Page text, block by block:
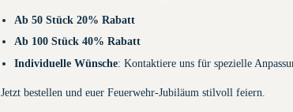
eber
ng
Ab 50 Stück 20% Rabatt
Ab 100 Stück 40% Rabatt
Individuelle Wünsche: Kontaktiere uns für spezielle
Jetzt bestellen und euer Feuerwehr-Jubiläum stilvoll feiern.